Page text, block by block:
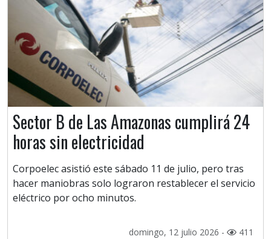
Sector B de Las Amazonas cumplirá 24
horas sin electricidad
Corpoelec asistió este sábado 11 de julio, pero tras
hacer maniobras solo lograron restablecer el servicio
eléctrico por ocho minutos.
domingo, 12 julio 2026 - 411